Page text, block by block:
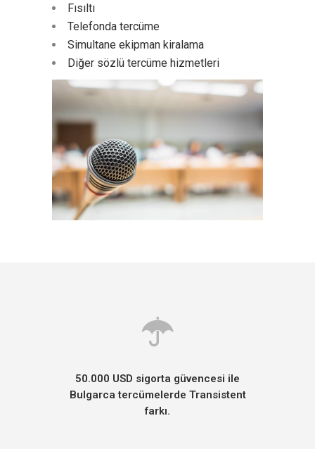
Fısıltı
Telefonda tercüme
Simultane ekipman kiralama
Diğer sözlü tercüme hizmetleri
50.000 USD sigorta güvencesi ile
Bulgarca tercümelerde Transistent
farkı.